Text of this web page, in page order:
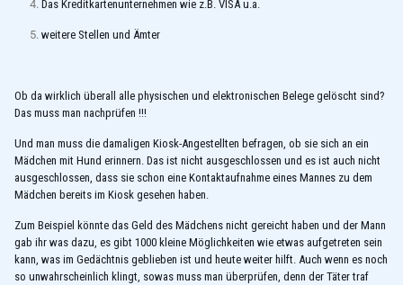
Das Kreditkartenunternehmen wie z.B. VISA u.a.
weitere Stellen und Ämter
Ob da wirklich überall alle physischen und elektronischen Belege gelöscht sind?
Das muss man nachprüfen !!!
Und man muss die damaligen Kiosk-Angestellten befragen, ob sie sich an ein
Mädchen mit Hund erinnern. Das ist nicht ausgeschlossen und es ist auch nicht
ausgeschlossen, dass sie schon eine Kontaktaufnahme eines Mannes zu dem
Mädchen bereits im Kiosk gesehen haben.
Zum Beispiel könnte das Geld des Mädchens nicht gereicht haben und der Mann
gab ihr was dazu, es gibt 1000 kleine Möglichkeiten wie etwas aufgetreten sein
kann, was im Gedächtnis geblieben ist und heute weiter hilft. Auch wenn es noch
so unwahrscheinlich klingt, sowas muss man überprüfen, denn der Täter traf